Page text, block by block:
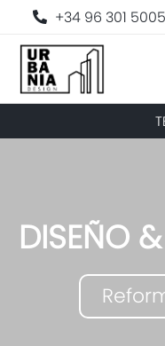
+34 96 301 5005
DISEÑO